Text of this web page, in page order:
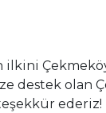
ilkini
destek olan
ederiz!